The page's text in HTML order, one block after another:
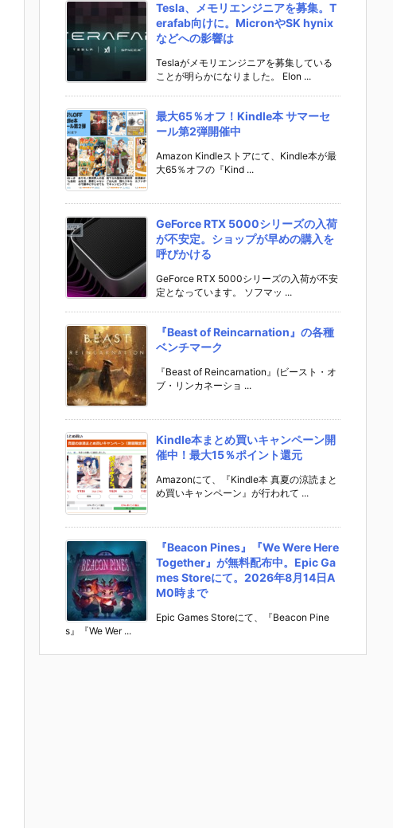
Tesla、メモリエンジニアを募集。T
erafab向けに。MicronやSK hynix
などへの影響は
Teslaがメモリエンジニアを募集している
ことが明らかになりました。 Elon ...
最大65％オフ！Kindle本 サマーセ
ール第2弾開催中
Amazon Kindleストアにて、Kindle本が最
大65％オフの『Kind ...
GeForce RTX 5000シリーズの入荷
が不安定。ショップが早めの購入を
呼びかける
GeForce RTX 5000シリーズの入荷が不安
定となっています。 ソフマッ ...
『Beast of Reincarnation』の各種
ベンチマーク
『Beast of Reincarnation』(ビースト・オ
ブ・リンカネーショ ...
Kindle本まとめ買いキャンペーン開
催中！最大15％ポイント還元
Amazonにて、『Kindle本 真夏の涼読まと
め買いキャンペーン』が行われて ...
『Beacon Pines』『We Were Here
Together』が無料配布中。Epic Ga
mes Storeにて。2026年8月14日A
M0時まで
Epic Games Storeにて、『Beacon Pine
s』『We Wer ...